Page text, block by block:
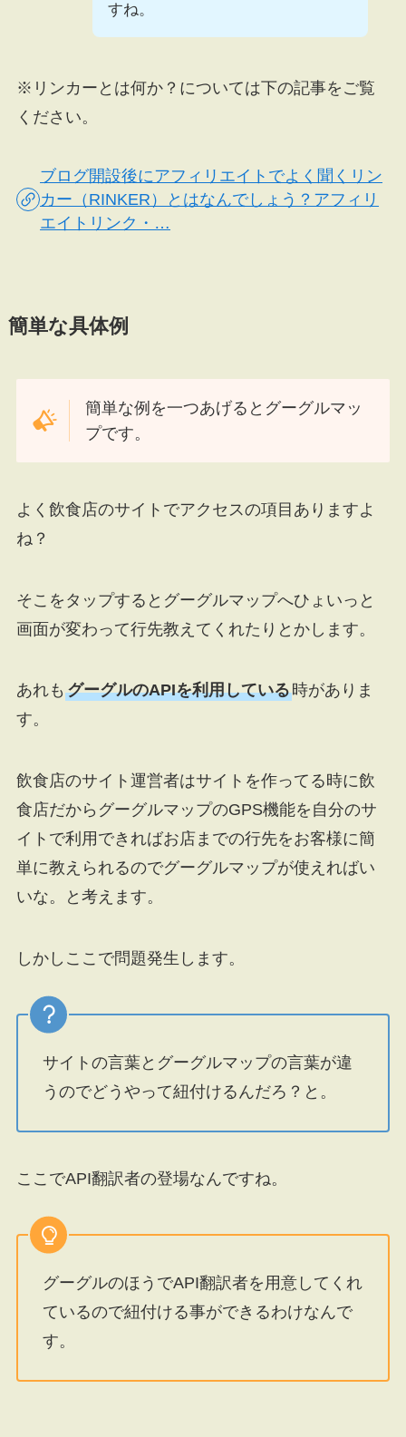
すね。
※リンカーとは何か？については下の記事をご覧
ください。
ブログ開設後にアフィリエイトでよく聞くリン
カー（RINKER）とはなんでしょう？アフィリ
エイトリンク・…
簡単な具体例
簡単な例を一つあげるとグーグルマッ
プです。
よく飲食店のサイトでアクセスの項目ありますよ
ね？
そこをタップするとグーグルマップへひょいっと
画面が変わって行先教えてくれたりとかします。
あれも グーグルのAPIを利用している時がありま
す。
飲食店のサイト運営者はサイトを作ってる時に飲
食店だからグーグルマップのGPS機能を自分のサ
イトで利用できればお店までの行先をお客様に簡
単に教えられるのでグーグルマップが使えればい
いな。と考えます。
しかしここで問題発生します。
サイトの言葉とグーグルマップの言葉が違
うのでどうやって紐付けるんだろ？と。
ここでAPI翻訳者の登場なんですね。
グーグルのほうでAPI翻訳者を用意してくれ
ているので紐付ける事ができるわけなんで
す。